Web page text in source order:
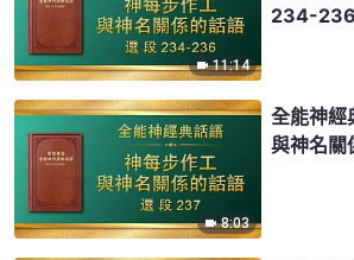
11:14
234-236
8:03
全能神經
與神名關